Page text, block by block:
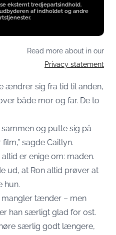
eksternt tredjepartsindhold.
af indholdet og andre
Read more about in our
Privacy statement
ændrer sig fra tid til anden,
både mor og far. De to
og putte sig på
sagde Caitlyn.
er enige om: maden.
ud, at Ron altid prøver at
hun.
mangler tænder – men
han særligt glad for ost.
høre særlig godt længere,